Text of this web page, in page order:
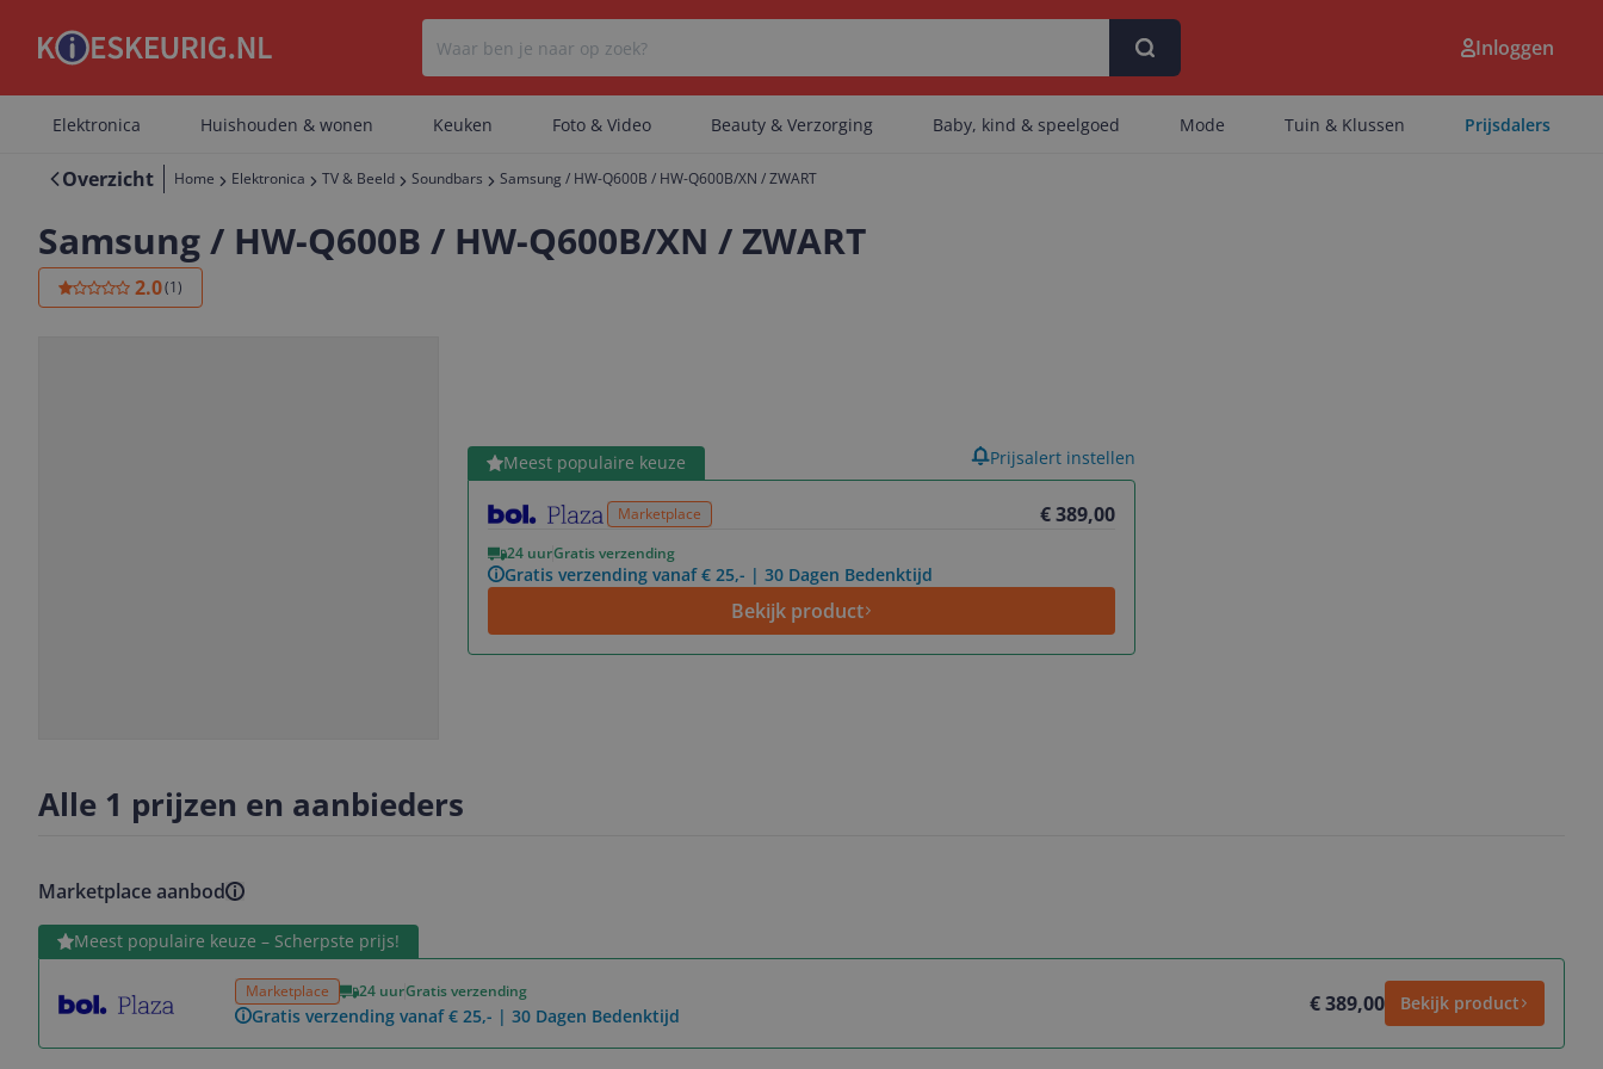
Inloggen
Elektronica Huishouden & wonen Keuken Foto & Video Beauty & Verzorging Baby, kind & speelgoed Mode Tuin & Klussen Prijsdalers
Overzicht Home Elektronica TV & Beeld Soundbars Samsung / HW-Q600B / HW-Q600B/XN / ZWART
Samsung / HW-Q600B / HW-Q600B/XN / ZWART
2.0(1)
Meest populaire keuze
Marketplace € 389,00
24 uurGratis verzending
Gratis verzending vanaf € 25,- | 30 Dagen Bedenktijd
Bekijk product
Bekijk product Prijsalert instellen
Alle 1 prijzen en aanbieders
Marketplace aanbod
Meest populaire keuze – Scherpste prijs!
Marketplace 24 uurGratis verzending
Gratis verzending vanaf € 25,- | 30 Dagen Bedenktijd € 389,00 Bekijk product
Bekijk product